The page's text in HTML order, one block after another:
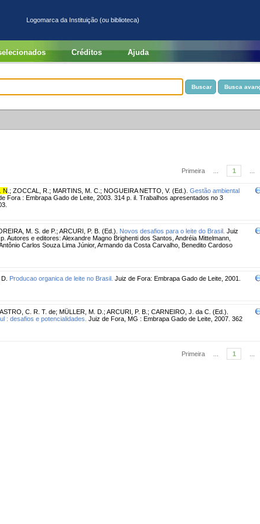
Logomarca da Instituição (ou biblioteca)
Créditos Ajuda
Primeira 1
N ; ZOCCAL, R. ; MARTINS, M. C. ; NOGUEIRA NETTO, V. (Ed.). Gestão ambiental
Fora : Embrapa Gado de Leite, 2003. 314 p. il. Trabalhos apresentados no 3
M. S. de P. ; ARCURI, P. B. (Ed.). Novos desafios para o leite do Brasil. Juiz
Autores e editores: Alexandre Magno Brighenti dos Santos, Andréia Mittelmann,
Carlos Souza Lima Júnior, Armando da Costa Carvalho, Benedito Cardoso
Producao organica de leite no Brasil. Juiz de Fora: Embrapa Gado de Leite, 2001.
C. R. T. de; MÜLLER, M. D. ; ARCURI, P. B. ; CARNEIRO, J. da C. (Ed.).
: desafios e potencialidades. Juiz de Fora, MG : Embrapa Gado de Leite, 2007. 362
Primeira 1